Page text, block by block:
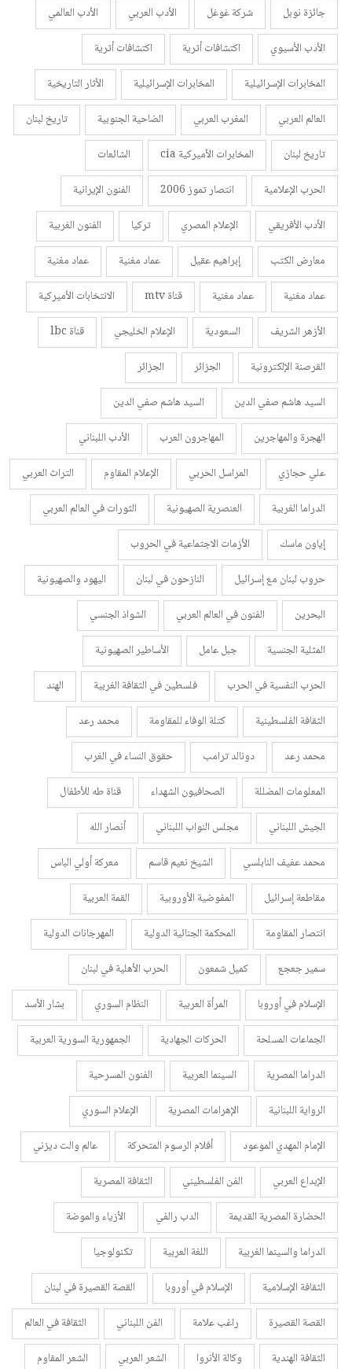
جائزة نوبل
شركة غوغل الأدب العربي
الأدب العالمي
الأدب الأسيوي
اكتشافات أثرية
اكتشافات أثرية
المخابرات الإسرائيلية
المخابرات الإسرائيلية
الأثار التاريخية
العالم العربي
المغرب العربي الضاحية الجنوبية
تاريخ لبنان
تاريخ لبنان
المخابرات الأميركية cia
الشائعات
الحرب الإعلامية
انتصار تموز 2006
الفنون الإيرانية
الأدب الأفريقي
الإعلام المصري تركيا
الفنون الغربية
معارض الكتب
إبراهيم عقيل عماد مغنية
عماد مغنية
عماد مغنية
عماد مغنية قناة mtv
الانتخابات الأميركية
الأزهر الشريف
السعودية الإعلام الخليجي
قناة lbc
القرصنة الإلكترونية
الجزائر
الجزائر
السيد هاشم صفي الدين
السيد هاشم صفي الدين
الهجرة والمهاجرين
المهاجرون العرب
الأدب اللبناني
علي حجازي
المراسل الحربي الإعلام المقاوم
التراث العربي
الدراما الغربية
العنصرية الصهيونية
الثورات في العالم العربي
إياون ماسك
الأزمات الاجتماعية في الحروب
حروب لبنان مع إسرائيل
النازحون في لبنان
اليهود والصهيونية
البحرين
الفنون في العالم العربي
الشواذ الجنسي
المثلية الجنسية
جبل عامل
الأساطير الصهيونية
الحرب النفسية في الحرب
فلسطين في الثقافة الغربية
الهند
الثقافة الفلسطينية
كتلة الوفاء للمقاومة
محمد رعد
محمد رعد
دونالد ترامب
حقوق النساء في الغرب
المعلومات المضللة
الصحافيون الشهداء
قناة طه للأطفال
الجيش اللبناني
مجلس النواب اللبناني
أنصار الله
محمد عفيف النابلسي
الشيخ نعيم قاسم
معركة أولي الباس
مقاطعة إسرائيل
المفوضية الأوروبية
القمة العربية
انتصار المقاومة
المحكمة الجنائية الدولية
المهرجانات الدولية
سمير جعجع
كميل شمعون
الحرب الأهلية في لبنان
الإسلام في أوروبا
المرأة العربية النظام السوري
بشار الأسد
الجماعات المسلحة
الحركات الجهادية
الجمهورية السورية العربية
الدراما المصرية
السينما العربية
الفنون المسرحية
الرواية اللبنانية
الإهرامات المصرية
الإعلام السوري
الإمام المهدي الموعود
أفلام الرسوم المتحركة
عالم والت ديزني
الإبداع العربي
الفن الفلسطيني
الثقافة المصرية
الحضارة المصرية القديمة
الدب رالفي
الأزياء والموضة
الدراما والسينما الغربية
اللغة العربية
تكنولوجيا
الثقافة الإسلامية
الإسلام في أوروبا
القصة القصيرة في لبنان
القصة القصيرة
راغب علامة الفن اللبناني
الثقافة في العالم
الثقافة الهندية
وكالة الأنروا الشعر العربي الشعر المقاوم